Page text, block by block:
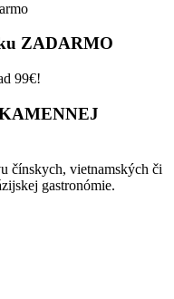
ZADARMO
99€!
čínskych, vietnamských či
gastronómie.